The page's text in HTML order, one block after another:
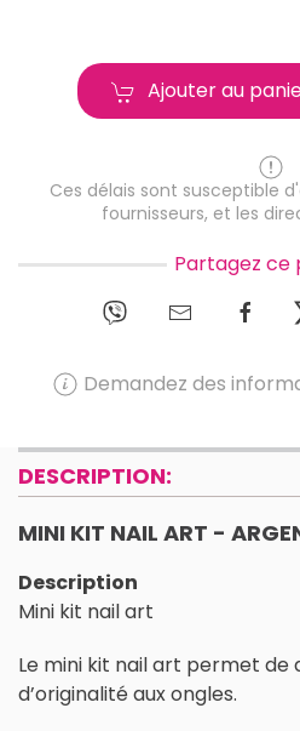
Ajouter au
Ces délais sont susceptible
fournisseurs, et les
Partagez ce
Demandez des
DESCRIPTION:
MINI KIT NAIL ART -
Description
Mini kit nail art
Le mini kit nail art permet de
d’originalité aux ongles.